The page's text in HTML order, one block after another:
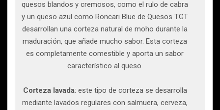
quesos blandos y cremosos, como el rulo de cabra
y un queso azul como Roncari Blue de Quesos TGT
desarrollan una corteza natural de moho durante la
maduración, que añade mucho sabor. Esta corteza
es completamente comestible y aporta un sabor
característico al queso.
Corteza lavada: este tipo de corteza se desarrolla
mediante lavados regulares con salmuera, cerveza,